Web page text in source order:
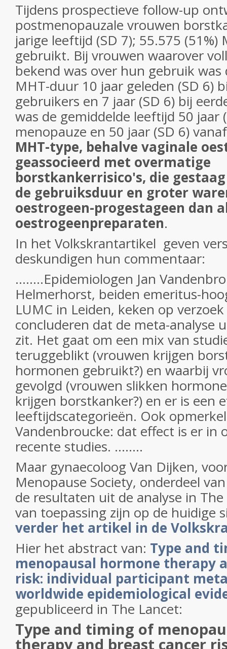
Tijdens prospectieve follow-up
postmenopauzale vrouwen
jarige leeftijd (SD 7); 55.575 (51%)
gebruikt. Bij vrouwen waarover
bekend was over hun gebruik was
MHT-duur 10 jaar geleden (SD 6)
gebruikers en 7 jaar (SD 6) bij
was de gemiddelde leeftijd 50 jaar
menopauze en 50 jaar (SD 6)
MHT-type, behalve vaginale
geassocieerd met overmatige
borstkankerrisico's, die
de gebruiksduur en groter
oestrogeen-progestageen dan
oestrogeenpreparaten.
In het Volkskrantartikel geven
deskundigen hun commentaar:
........Epidemiologen Jan
Helmerhorst, beiden emeritus-
LUMC in Leiden, keken op
concluderen dat de meta-analyse
zit. Het gaat om een mix van
teruggeblikt (vrouwen krijgen
hormonen gebruikt?) en waarbij
gevolgd (vrouwen slikken
krijgen borstkanker?) en er is een
leeftijdscategorieën. Ook
Vandenbroucke: dat effect is er in
recente studies. ........
Maar gynaecoloog Van Dijken,
Menopause Society, onderdeel
de resultaten uit de analyse in
van toepassing zijn op de huidige
verder het artikel in de
Hier het abstract van: Type and
menopausal hormone therapy
risk: individual participant
worldwide epidemiological
gepubliceerd in The Lancet:
Type and timing of
therapy and breast cancer